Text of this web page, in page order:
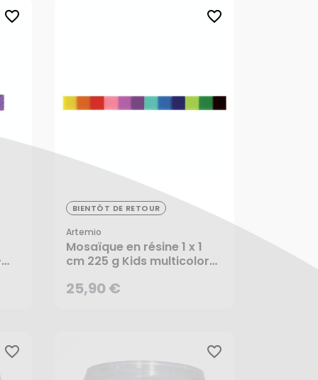
favorite_border favorite_border
BIENTÔT DE RETOUR
Artemio
Mosaïque en résine 1 x 1
cm 225 g Kids multicolore
25,90 €
25,90 €
CRÉER UNE ALERTE
favorite_border favorite_border